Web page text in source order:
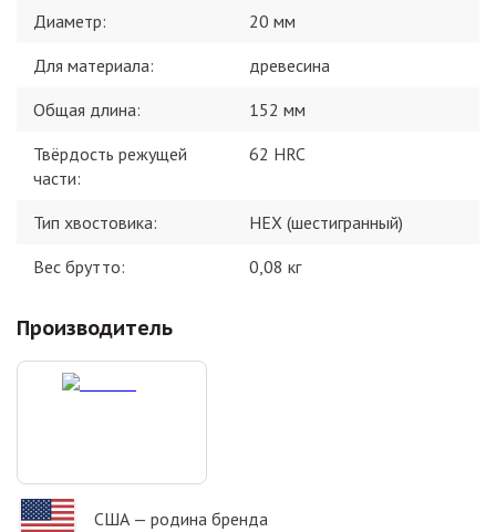
Диаметр:
20 мм
Для материала:
древесина
Общая длина:
152 мм
Твёрдость режущей
части:
62 HRC
Тип хвостовика:
HEX (шестигранный)
Вес брутто:
0,08 кг
Производитель
США — родина бренда